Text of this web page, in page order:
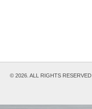
© 2026. ALL RIGHTS RESERVED